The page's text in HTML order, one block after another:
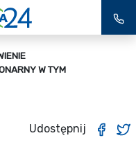
W TYM
Udostępnij